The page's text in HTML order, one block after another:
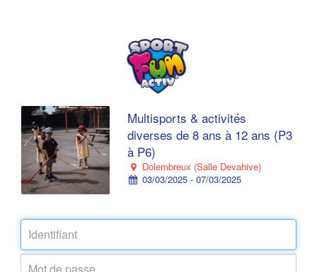
Multisports & activités
diverses de 8 ans à 12 ans (P3
à P6)
Dolembreux (Salle Devahive)
03/03/2025 - 07/03/2025